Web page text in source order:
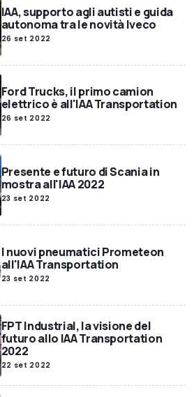
IAA, supporto agli autisti e guida
autonoma tra le novità Iveco
26 set 2022
Ford Trucks, il primo camion
elettrico è all'IAA Transportation
26 set 2022
Presente e futuro di Scania in
mostra all'IAA 2022
23 set 2022
I nuovi pneumatici Prometeon
all'IAA Transportation
23 set 2022
FPT Industrial, la visione del
futuro allo IAA Transportation
2022
22 set 2022